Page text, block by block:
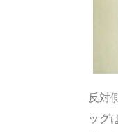
反対
ッグ